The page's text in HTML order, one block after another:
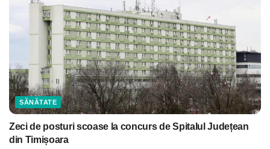
SĂNĂTATE
Zeci de posturi scoase la concurs de Spitalul Județean
din Timișoara